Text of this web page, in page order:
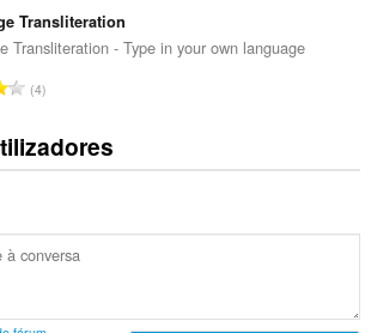
l
i
ç
e
s
d
e
v
l
i
õ
e
o
t
a
e
a
l
ç
m
e
o
o
t
d
e
Transliteration
Transliteration - Type in your own language
N
m
e
t
o
l
4